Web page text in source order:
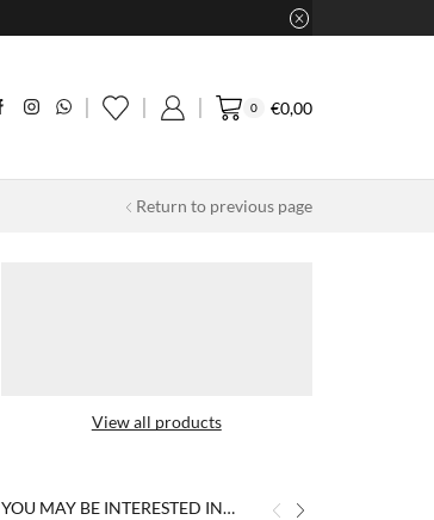
0 €0,00
Return to previous page
View all products
YOU MAY BE INTERESTED IN…